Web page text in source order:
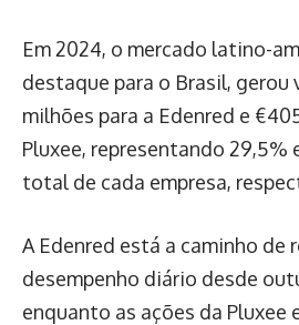
Em 2024, o mercado latino-
destaque para o Brasil, gerou
milhões para a Edenred e
Pluxee, representando 29,5%
total de cada empresa,
A Edenred está a caminho de
desempenho diário desde
enquanto as ações da Pluxee